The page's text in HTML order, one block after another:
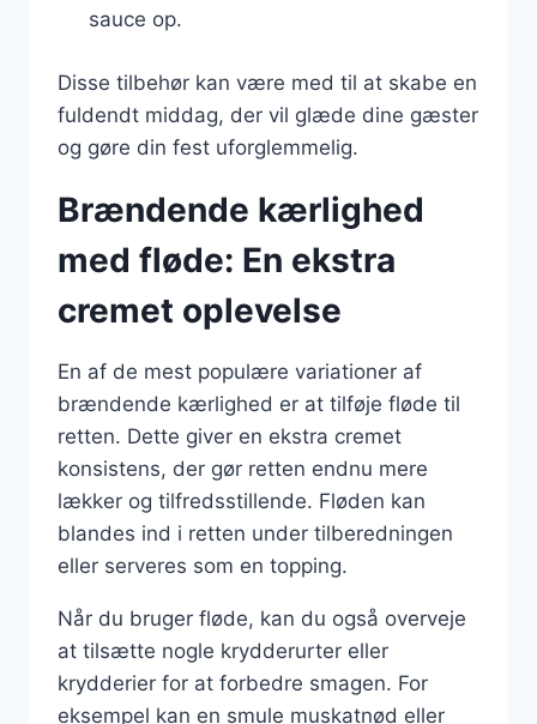
sauce op.
Disse tilbehør kan være med til at skabe en
fuldendt middag, der vil glæde dine gæster
og gøre din fest uforglemmelig.
Brændende kærlighed
med fløde: En ekstra
cremet oplevelse
En af de mest populære variationer af
brændende kærlighed er at tilføje fløde til
retten. Dette giver en ekstra cremet
konsistens, der gør retten endnu mere
lækker og tilfredsstillende. Fløden kan
blandes ind i retten under tilberedningen
eller serveres som en topping.
Når du bruger fløde, kan du også overveje
at tilsætte nogle krydderurter eller
krydderier for at forbedre smagen. For
eksempel kan en smule muskatnød eller